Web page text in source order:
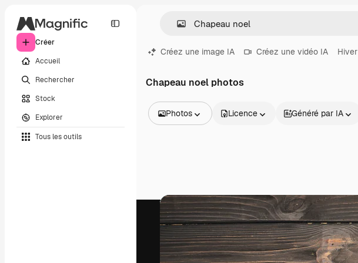
Créer
Accueil
Rechercher
Stock
Explorer
Tous les outils
Créez une image IA Créez une vidéo IA Hiver
Chapeau noel photos
Photos
Vidéos
Clips de vidéo
Graphiques animés
Templates vidéos
Icônes
Modèles 3D
Polices
Licence Généré par IA